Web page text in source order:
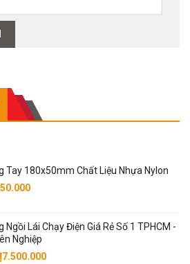
Tay 180x50mm Chất Liệu Nhựa Nylon
Giá
là:
₫150.000.
Ngồi Lái Chạy Điện Giá Rẻ Số 1 TPHCM -
Nghiệp
7.500.000Giá